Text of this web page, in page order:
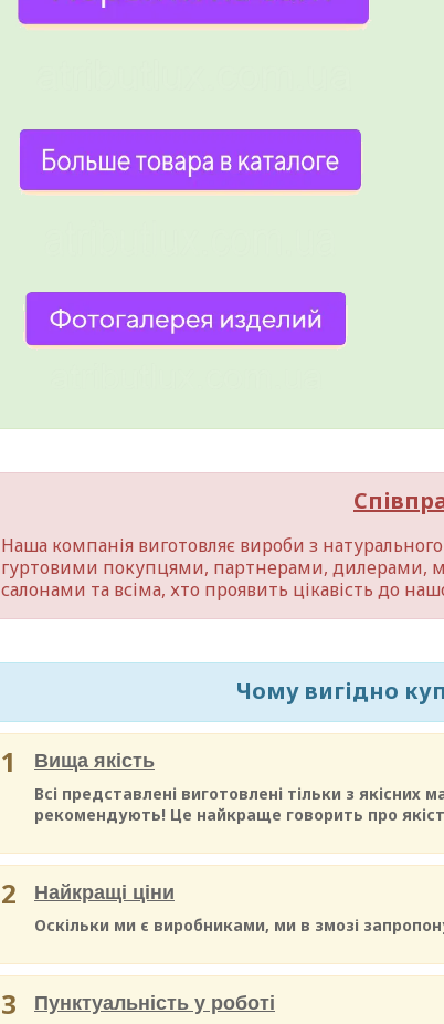
Наша компанія виготовляє вироби з
гуртовими покупцями, партнерами, дилерами,
салонами та всіма, хто проявить цікавість до
Чому вигідно
1 Вища якість
Всі представлені виготовлені тільки з якісних
рекомендують! Це найкраще говорить про
2 Найкращі ціни
Оскільки ми є виробниками, ми в змозі
3 Пунктуальність у роботі